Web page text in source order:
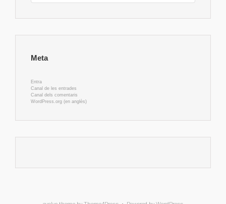
Meta
Entra
Canal de les entrades
Canal dels comentaris
WordPress.org (en anglès)